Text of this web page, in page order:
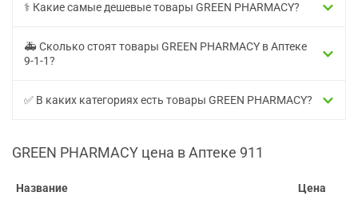
⚕️ Какие самые дешевые товары GREEN PHARMACY?
🚑 Сколько стоят товары GREEN PHARMACY в Аптеке
9-1-1?
✅ В каких категориях есть товары GREEN PHARMACY?
GREEN PHARMACY цена в Аптеке 911
Название Цена